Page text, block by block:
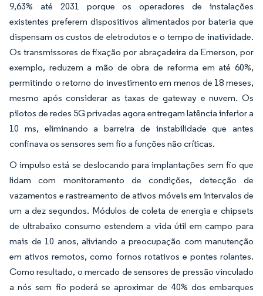
9,63% até 2031 porque os operadores de instalações
existentes preferem dispositivos alimentados por bateria que
dispensam os custos de eletrodutos e o tempo de inatividade.
Os transmissores de fixação por abraçadeira da Emerson, por
exemplo, reduzem a mão de obra de reforma em até 60%,
permitindo o retorno do investimento em menos de 18 meses,
mesmo após considerar as taxas de gateway e nuvem. Os
pilotos de redes 5G privadas agora entregam latência inferior a
10 ms, eliminando a barreira de instabilidade que antes
confinava os sensores sem fio a funções não críticas.
O impulso está se deslocando para implantações sem fio que
lidam com monitoramento de condições, detecção de
vazamentos e rastreamento de ativos móveis em intervalos de
um a dez segundos. Módulos de coleta de energia e chipsets
de ultrabaixo consumo estendem a vida útil em campo para
mais de 10 anos, aliviando a preocupação com manutenção
em ativos remotos, como fornos rotativos e pontes rolantes.
Como resultado, o mercado de sensores de pressão vinculado
a nós sem fio poderá se aproximar de 40% dos embarques